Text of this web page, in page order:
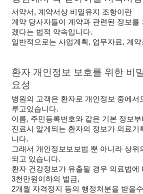
서약서, 계약서상 비밀유지 조항이란
계약 당사자들이 계약과 관련된 정보를
겠다는 법적 약속입니다.
일반적으로는 사업계획, 업무자료, 계
환자 개인정보 보호를 위한 비
요성
병원의 고객은 환자로 개인정보 중에서
루고있습니다.
이름, 주민등록번호와 같은 기본 정보
진료시 알게되는 환자의 정보가 의료기
니다.
그래서 개인정보보보법 뿐 아니라 상위
되고 있습니다.
환자 건강정보가 유출될 경우 의료법에
3천만원이하의 벌금,
2개월 자격정지 등의 행정처분을 받을